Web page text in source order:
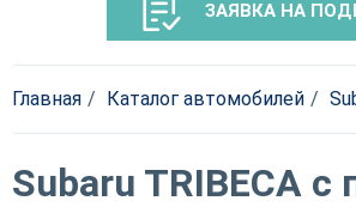
ЗАЯВКА НА
Главная Каталог автомобилей
Subaru TRIBECA с